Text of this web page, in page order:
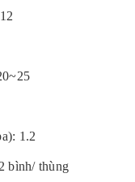
1.2
thùng